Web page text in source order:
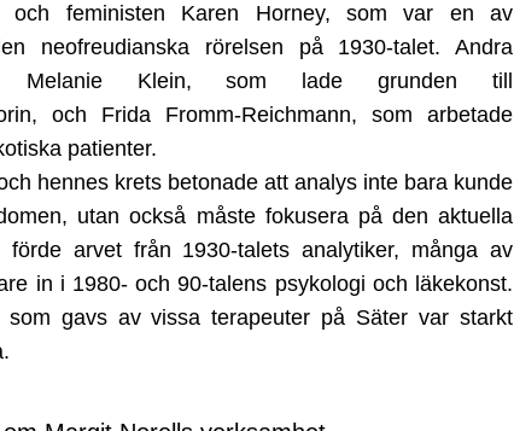
och feministen Karen Horney, som var en av
neofreudianska rörelsen på 1930-talet. Andra
Melanie Klein, som lade grunden till
och Frida Fromm-Reichmann, som arbetade
patienter.
hennes krets betonade att analys inte bara kunde
utan också måste fokusera på den aktuella
förde arvet från 1930-talets analytiker, många av
in i 1980- och 90-talens psykologi och läkekonst.
som gavs av vissa terapeuter på Säter var starkt